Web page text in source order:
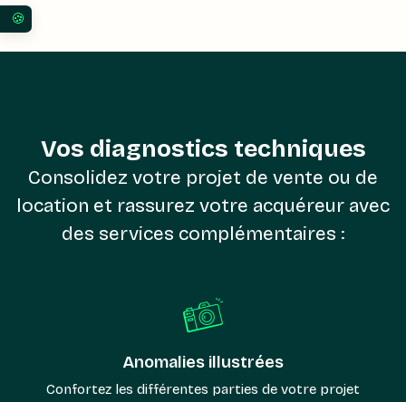
Vos diagnostics techniques
Consolidez votre projet de vente ou de
location et rassurez votre acquéreur avec
des services complémentaires :
Anomalies illustrées
Confortez les différentes parties de votre projet